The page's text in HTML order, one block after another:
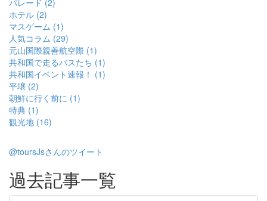
パレード (2)
ホテル (2)
マスゲーム (1)
人気コラム (29)
元山国際親善航空際 (1)
共和国で走るバスたち (1)
共和国イベント速報！ (1)
平壌 (2)
朝鮮に行く前に (1)
特典 (1)
観光地 (16)
@toursJsさんのツイート
過去記事一覧